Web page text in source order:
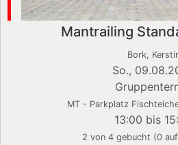
Mantrailing
Bork,
So.,
MT - Parkplatz
13:00 bis
2 von 4 gebucht (0